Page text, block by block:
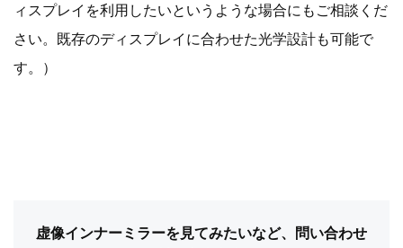
ィスプレイを利用したいというような場合にもご相談くだ
さい。既存のディスプレイに合わせた光学設計も可能で
す。）
虚像インナーミラーを見てみたいなど、問い合わせ